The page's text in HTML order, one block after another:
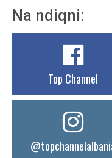
Na ndiqni:
Top Channel